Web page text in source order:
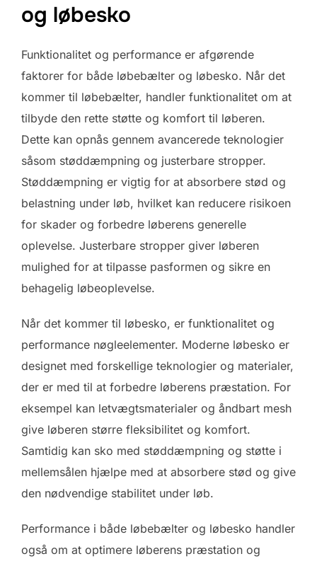
og løbesko
Funktionalitet og performance er afgørende
faktorer for både løbebælter og løbesko. Når det
kommer til løbebælter, handler funktionalitet om at
tilbyde den rette støtte og komfort til løberen.
Dette kan opnås gennem avancerede teknologier
såsom støddæmpning og justerbare stropper.
Støddæmpning er vigtig for at absorbere stød og
belastning under løb, hvilket kan reducere risikoen
for skader og forbedre løberens generelle
oplevelse. Justerbare stropper giver løberen
mulighed for at tilpasse pasformen og sikre en
behagelig løbeoplevelse.
Når det kommer til løbesko, er funktionalitet og
performance nøgleelementer. Moderne løbesko er
designet med forskellige teknologier og materialer,
der er med til at forbedre løberens præstation. For
eksempel kan letvægtsmaterialer og åndbart mesh
give løberen større fleksibilitet og komfort.
Samtidig kan sko med støddæmpning og støtte i
mellemsålen hjælpe med at absorbere stød og give
den nødvendige stabilitet under løb.
Performance i både løbebælter og løbesko handler
også om at optimere løberens præstation og